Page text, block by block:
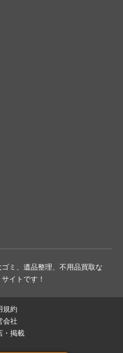
ミ、遺品整理、不用品買取な
イトです！
規約
会社
・掲載